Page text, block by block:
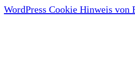
WordPress Cookie Hinweis von